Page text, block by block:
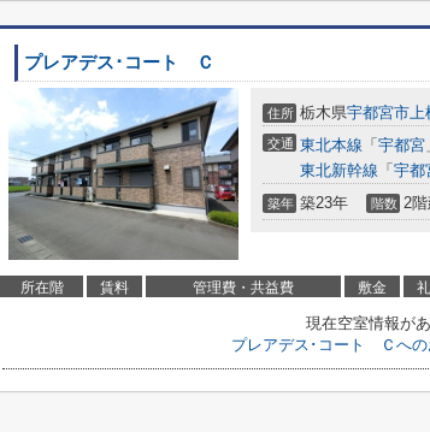
プレアデス･コート Ｃ
住所 栃木県宇都宮市上
交通 東北本線 「 宇都宮
東北新幹線 「 宇都
築年 築23年 階数 2階
所在階 賃料 管理費・共益費 敷金
現在空室情報があ
プレアデス･コート Ｃへの